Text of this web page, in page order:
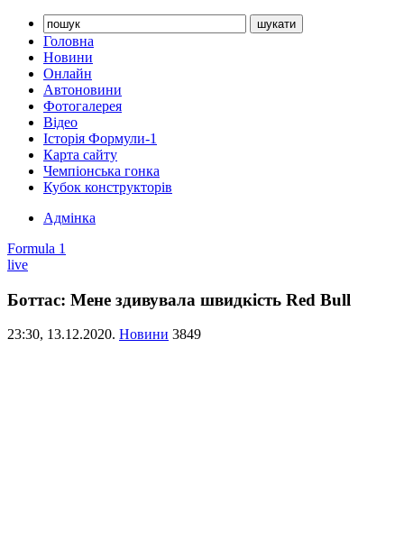
Головна
Новини
Онлайн
Автоновини
Фотогалерея
Відео
Історія Формули-1
Карта сайту
Чемпіонська гонка
Кубок конструкторів
Адмінка
Formula 1
live
Боттас: Мене здивувала швидкість Red Bull
23:30, 13.12.2020. Новини 3849